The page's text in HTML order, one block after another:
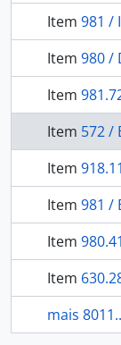
Item 981 /
Item 980 /
Item 981.72 / B732e /
Item 572 /
Item 918.11 / S729a /
Item 981 /
Item 980.41 /
Item
mais